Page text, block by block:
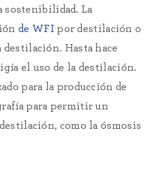
sostenibilidad. La
de WFI por destilación o
Hasta hace
el uso de la destilación.
para la producción de
para permitir un
como la ósmosis